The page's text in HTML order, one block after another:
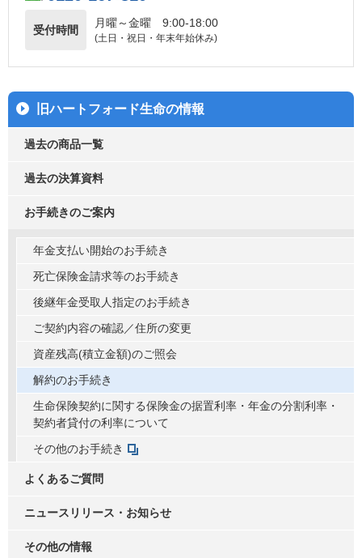
受付時間
月曜～金曜 9:00-18:00
(土日・祝日・年末年始休み)
旧ハートフォード生命の情報
過去の商品一覧
過去の決算資料
お手続きのご案内
年金支払い開始のお手続き
死亡保険金請求等のお手続き
後継年金受取人指定のお手続き
ご契約内容の確認／住所の変更
資産残高(積立金額)のご照会
解約のお手続き
生命保険契約に関する保険金の据置利率・年金の分割利率・
契約者貸付の利率について
その他のお手続き
よくあるご質問
ニュースリリース・お知らせ
その他の情報